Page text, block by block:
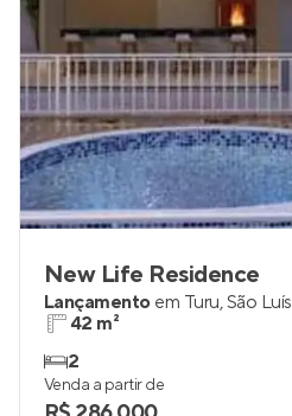
New Life Residence
Lançamento em Turu,São Luís
42 m²
2
Venda a partir de